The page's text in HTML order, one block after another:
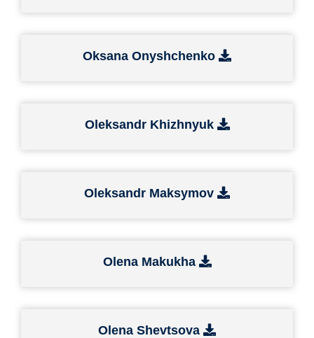
Oksana Onyshchenko
Oleksandr Khizhnyuk
Oleksandr Maksymov
Olena Makukha
Olena Shevtsova